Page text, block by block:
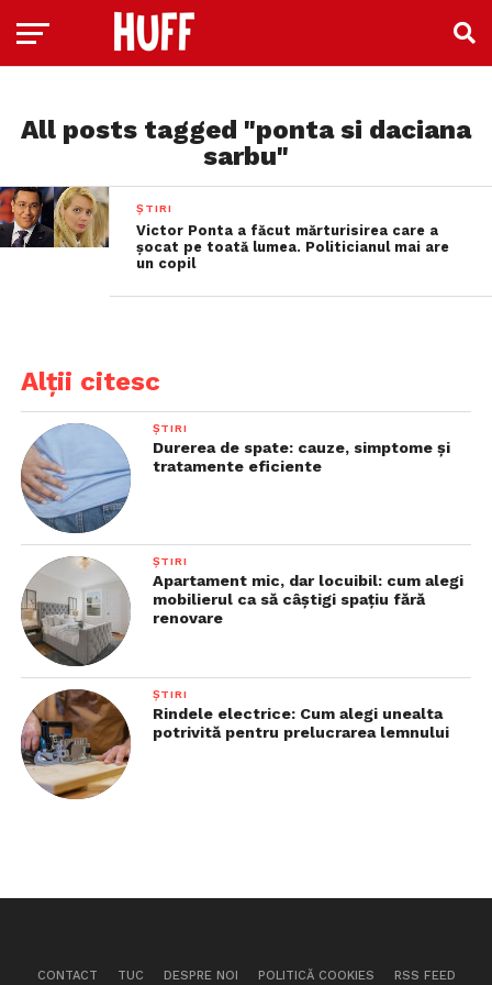
All posts tagged "ponta si daciana
sarbu"
ȘTIRI
Victor Ponta a făcut mărturisirea care a
șocat pe toată lumea. Politicianul mai are
un copil
Alții citesc
ȘTIRI
Durerea de spate: cauze, simptome și
tratamente eficiente
ȘTIRI
Apartament mic, dar locuibil: cum alegi
mobilierul ca să câștigi spațiu fără
renovare
ȘTIRI
Rindele electrice: Cum alegi unealta
potrivită pentru prelucrarea lemnului
CONTACT TUC DESPRE NOI POLITICĂ COOKIES RSS FEED